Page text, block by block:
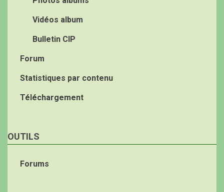
Vidéos album
Bulletin CIP
Forum
Statistiques par contenu
Téléchargement
OUTILS
Forums